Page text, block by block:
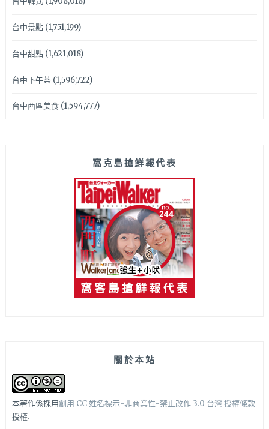
台中景點(1,751,199)
台中甜點(1,621,018)
台中下午茶(1,596,722)
台中西區美食(1,594,777)
窩克島搶鮮報代表
關於本站
本著作係採用創用 CC 姓名標示-非商業性-禁止改作 3.0 台灣 授權條款
授權.